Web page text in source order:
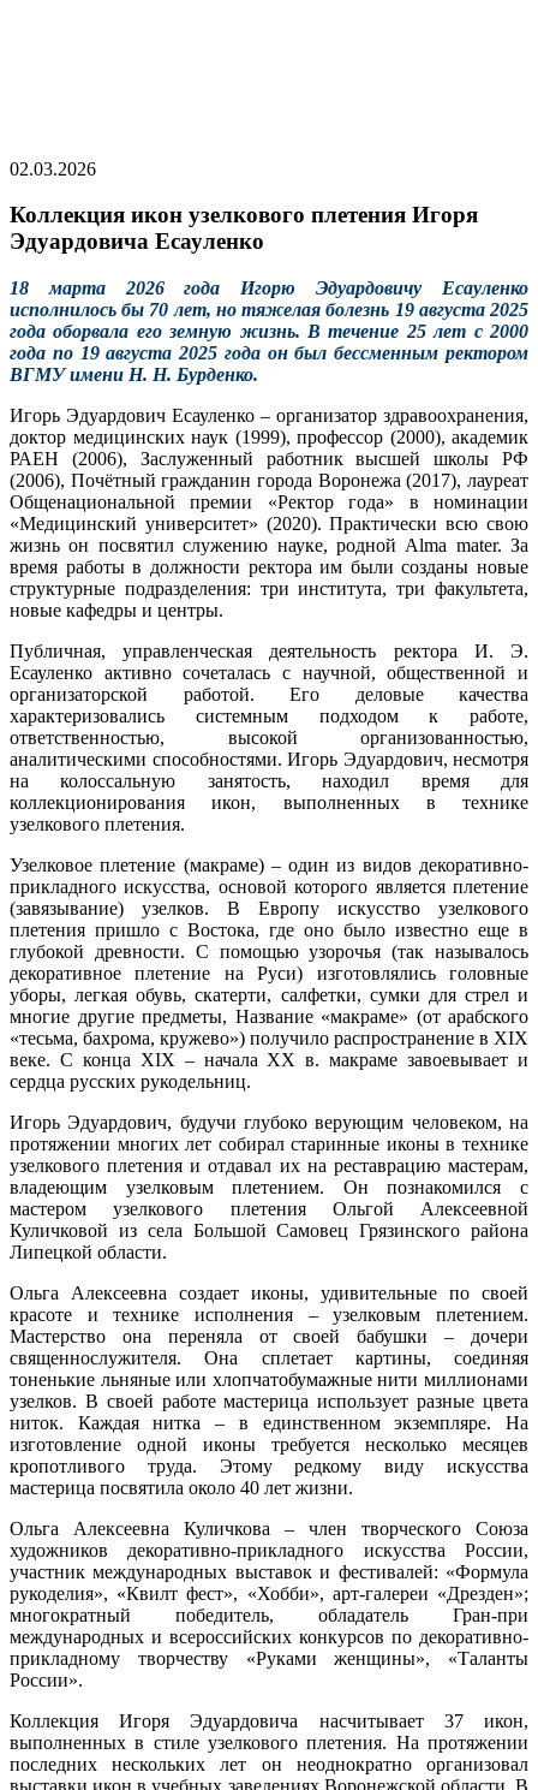
02.03.2026
Коллекция икон узелкового плетения Игоря
Эдуардовича Есауленко
18 марта 2026 года Игорю Эдуардовичу Есауленко
исполнилось бы 70 лет, но тяжелая болезнь 19 августа 2025
года оборвала его земную жизнь. В течение 25 лет с 2000
года по 19 августа 2025 года он был бессменным ректором
ВГМУ имени Н. Н. Бурденко.
Игорь Эдуардович Есауленко – организатор здравоохранения,
доктор медицинских наук (1999), профессор (2000), академик
РАЕН (2006), Заслуженный работник высшей школы РФ
(2006), Почётный гражданин города Воронежа (2017), лауреат
Общенациональной премии «Ректор года» в номинации
«Медицинский университет» (2020). Практически всю свою
жизнь он посвятил служению науке, родной Alma mater. За
время работы в должности ректора им были созданы новые
структурные подразделения: три института, три факультета,
новые кафедры и центры.
Публичная, управленческая деятельность ректора И. Э.
Есауленко активно сочеталась с научной, общественной и
организаторской работой. Его деловые качества
характеризовались системным подходом к работе,
ответственностью, высокой организованностью,
аналитическими способностями. Игорь Эдуардович, несмотря
на колоссальную занятость, находил время для
коллекционирования икон, выполненных в технике
узелкового плетения.
Узелковое плетение (макраме) – один из видов декоративно-
прикладного искусства, основой которого является плетение
(завязывание) узелков. В Европу искусство узелкового
плетения пришло с Востока, где оно было известно еще в
глубокой древности. С помощью узорочья (так называлось
декоративное плетение на Руси) изготовлялись головные
уборы, легкая обувь, скатерти, салфетки, сумки для стрел и
многие другие предметы, Название «макраме» (от арабского
«тесьма, бахрома, кружево») получило распространение в XIX
веке. С конца XIX – начала XX в. макраме завоевывает и
сердца русских рукодельниц.
Игорь Эдуардович, будучи глубоко верующим человеком, на
протяжении многих лет собирал старинные иконы в технике
узелкового плетения и отдавал их на реставрацию мастерам,
владеющим узелковым плетением. Он познакомился с
мастером узелкового плетения Ольгой Алексеевной
Куличковой из села Большой Самовец Грязинского района
Липецкой области.
Ольга Алексеевна создает иконы, удивительные по своей
красоте и технике исполнения – узелковым плетением.
Мастерство она переняла от своей бабушки – дочери
священнослужителя. Она сплетает картины, соединяя
тоненькие льняные или хлопчатобумажные нити миллионами
узелков. В своей работе мастерица использует разные цвета
ниток. Каждая нитка – в единственном экземпляре. На
изготовление одной иконы требуется несколько месяцев
кропотливого труда. Этому редкому виду искусства
мастерица посвятила около 40 лет жизни.
Ольга Алексеевна Куличкова – член творческого Союза
художников декоративно-прикладного искусства России,
участник международных выставок и фестивалей: «Формула
рукоделия», «Квилт фест», «Хобби», арт-галереи «Дрезден»;
многократный победитель, обладатель Гран-при
международных и всероссийских конкурсов по декоративно-
прикладному творчеству «Руками женщины», «Таланты
России».
Коллекция Игоря Эдуардовича насчитывает 37 икон,
выполненных в стиле узелкового плетения. На протяжении
последних нескольких лет он неоднократно организовал